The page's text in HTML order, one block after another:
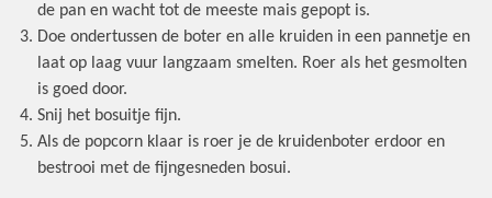
de pan en wacht tot de meeste mais gepopt is.
Doe ondertussen de boter en alle kruiden in een pannetje en
laat op laag vuur langzaam smelten. Roer als het gesmolten
is goed door.
Snij het bosuitje fijn.
Als de popcorn klaar is roer je de kruidenboter erdoor en
bestrooi met de fijngesneden bosui.